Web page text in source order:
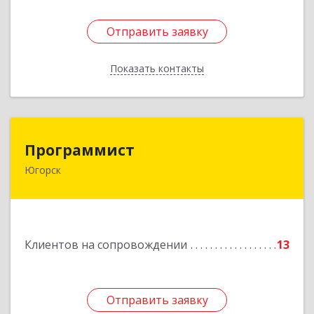
Отправить заявку
Показать контакты
Отправить заявку
Назад
Программист
Югорск
Клиентов на сопровождении 13
Отправить заявку
628264, Ханты-Мансийский Автономный округ
Подробнее
Отправить заявку